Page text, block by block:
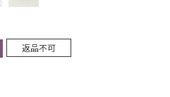
返品不可